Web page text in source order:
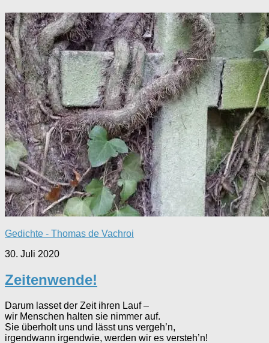
Gedichte - Thomas de Vachroi
30. Juli 2020
Zeitenwende!
Darum lasset der Zeit ihren Lauf –
wir Menschen halten sie nimmer auf.
Sie überholt uns und lässt uns vergeh’n,
irgendwann irgendwie, werden wir es versteh’n!